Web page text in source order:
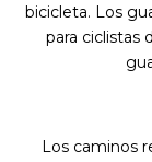
bicicleta. Los
para ciclistas
Los caminos